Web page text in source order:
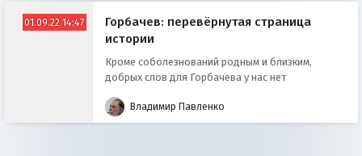
01.09.22 14:47
Горбачев: перевёрнутая страница
истории
Кроме соболезнований родным и близким,
добрых слов для Горбачева у нас нет
Владимир Павленко